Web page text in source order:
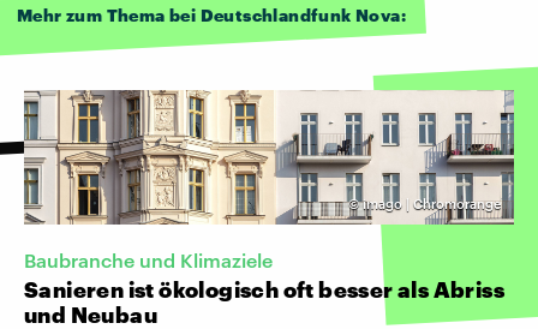
Mehr zum Thema bei Deutschlandfunk Nova:
©imago | Chromorange
Baubranche und Klimaziele
Sanieren ist ökologisch oft besser als Abriss
und Neubau